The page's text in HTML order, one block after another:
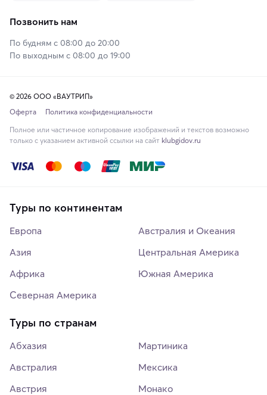
Позвонить нам
По будням с 08:00 до 20:00
По выходным с 08:00 до 19:00
© 2026 ООО «ВАУТРИП»
Оферта
Политика конфиденциальности
Полное или частичное копирование изображений и текстов возможно
только с указанием активной ссылки на сайт klubgidov.ru
Туры по континентам
Европа
Азия
Африка
Северная Америка
Австралия и Океания
Центральная Америка
Южная Америка
Туры по странам
Абхазия
Австралия
Австрия
Мартиника
Мексика
Монако